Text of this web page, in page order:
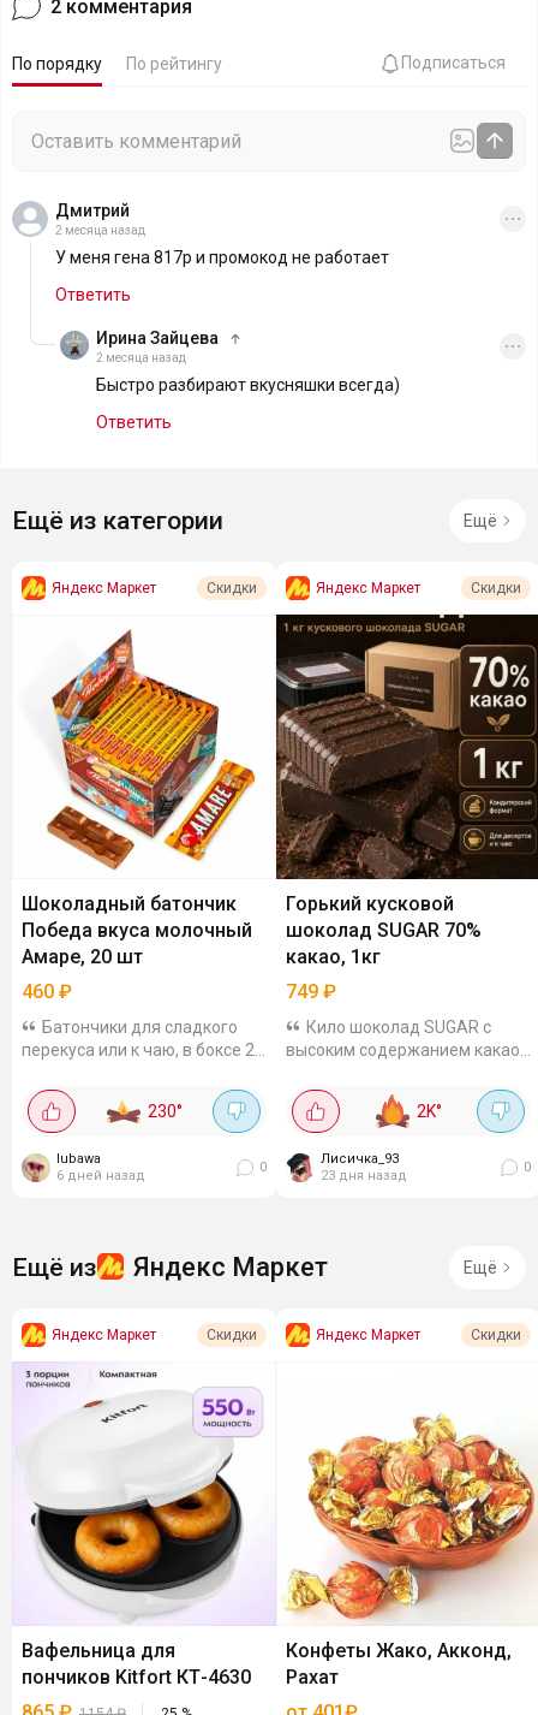
2 комментария
По порядку По рейтингу Подписаться
Дмитрий
2 месяца назад
У меня гена 817р и промокод не работает
Ответить
Ирина Зайцева
2 месяца назад
Быстро разбирают вкусняшки всегда)
Ответить
Ещё из категории Ещё
Яндекс Маркет Скидки
Шоколадный батончик
Победа вкуса молочный
Амаре, 20 шт
460 ₽
Батончики для сладкого
перекуса или к чаю, в боксе 20
шт. Сладость из молочного
шоколада со вкусом варёной
крошкой,...
230°
lubawa
6 дней назад
0
Яндекс Маркет Скидки
Горький кусковой
шоколад SUGAR 70%
какао, 1кг
749 ₽
Кило шоколад SUGAR с
высоким содержанием какао -
кусочки легко отделяются.
Берите для выпечки, горячего
2K°
Лисичка_93
23 дня назад
0
Ещё из Яндекс Маркет Ещё
Яндекс Маркет Скидки
Вафельница для
пончиков Kitfort КТ-4630
Яндекс Маркет Скидки
Конфеты Жако, Акконд,
Рахат